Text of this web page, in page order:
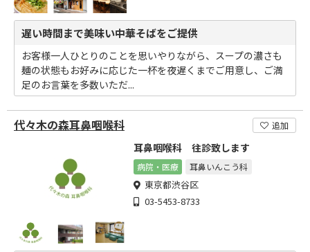
遅い時間まで美味い中華そばをご提供
お客様一人ひとりのことを思いやりながら、スープの濃さも
麺の状態もお好みに応じた一杯を夜遅くまでご用意し、ご満
足のお言葉を多数いただ...
代々木の森耳鼻咽喉科 追加
耳鼻咽喉科 往診致します
病院・医療 耳鼻いんこう科
東京都渋谷区
03-5453-8733